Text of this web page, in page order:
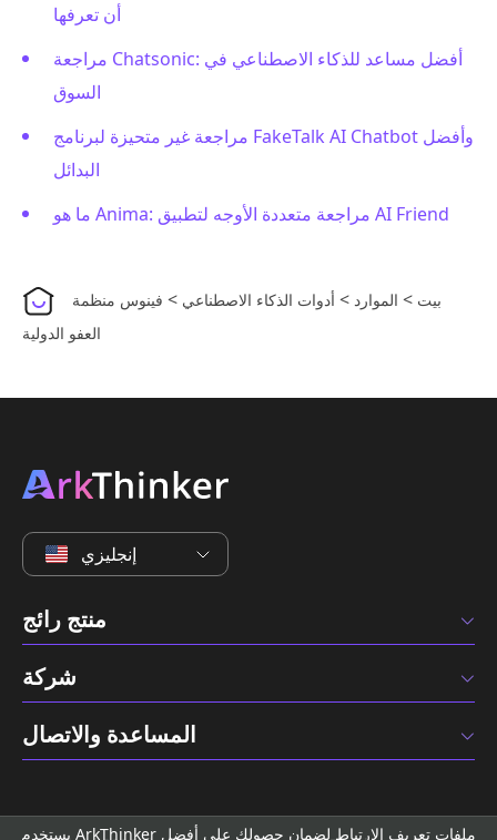
أن تعرفها
مراجعة Chatsonic: أفضل مساعد للذكاء الاصطناعي في
السوق
مراجعة غير متحيزة لبرنامج FakeTalk AI Chatbot وأفضل
البدائل
ما هو Anima: مراجعة متعددة الأوجه لتطبيق AI Friend
بيت > الموارد > أدوات الذكاء الاصطناعي > فينوس منظمة
العفو الدولية
إنجليزي
منتج رائج
شركة
المساعدة والاتصال
يستخدم ArkThinker ملفات تعريف الارتباط لضمان حصولك على أفضل